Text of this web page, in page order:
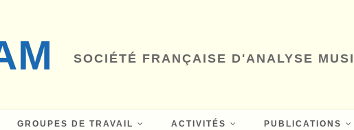
SOCIÉTÉ FRANÇAISE D'ANALYSE
GROUPES DE TRAVAIL ACTIVITÉS PUBLICATIONS